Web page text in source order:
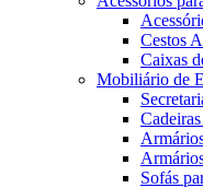
Cestos
Caixas
Mobiliário de
Sofás